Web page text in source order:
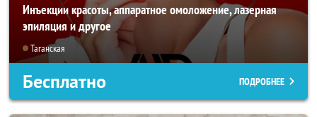
Инъекции красоты, аппаратное омоложение, лазерная
эпиляция и другое
Таганская
Бесплатно ПОДРОБНЕЕ